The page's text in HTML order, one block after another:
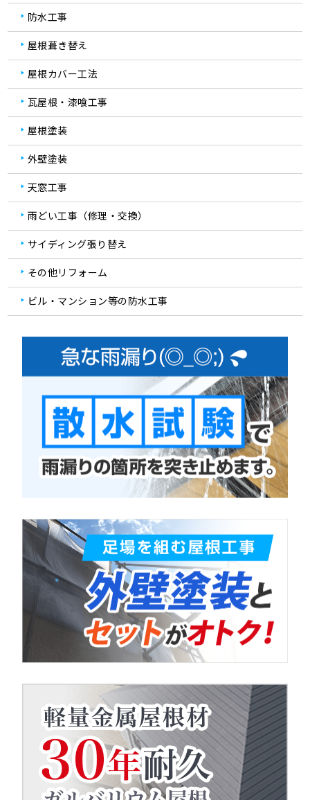
防水工事
屋根葺き替え
屋根カバー工法
瓦屋根・漆喰工事
屋根塗装
外壁塗装
天窓工事
雨どい工事（修理・交換）
サイディング張り替え
その他リフォーム
ビル・マンション等の防水工事